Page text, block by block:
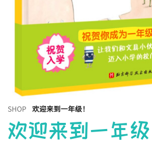
SHOP 欢迎来到一年级！
欢迎来到一年级